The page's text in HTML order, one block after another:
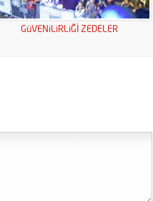
GüVENiLiRLiĞİ ZEDELER